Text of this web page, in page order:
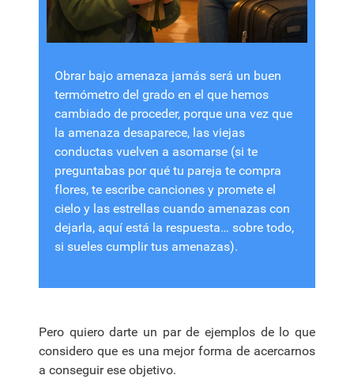
Obrar bajo amenaza jamás será un buen
termómetro del grado en el que hemos
cambiado de proceder, porque una vez que
la amenaza desaparece, las viejas
conductas vuelven a asomarse (si te
preguntabas por qué tu pareja te compra
flores, te escribe canciones y promete el
cielo y las estrellas cuando amenazas con
dejarla, aquí está la respuesta… sobre todo,
si sueles cumplir tus amenazas).
Pero quiero darte un par de ejemplos de lo que
considero que es una mejor forma de acercarnos
a conseguir ese objetivo.